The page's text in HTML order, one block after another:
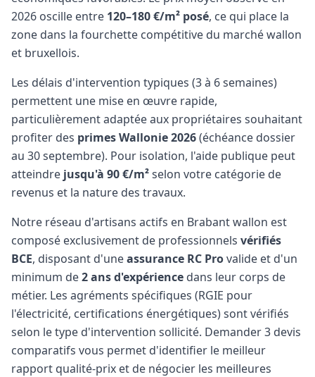
2026 oscille entre 120–180 €/m² posé, ce qui place la
zone dans la fourchette compétitive du marché wallon
et bruxellois.
Les délais d'intervention typiques (3 à 6 semaines)
permettent une mise en œuvre rapide,
particulièrement adaptée aux propriétaires souhaitant
profiter des primes Wallonie 2026(échéance dossier
au 30 septembre). Pour isolation, l'aide publique peut
atteindre jusqu'à 90 €/m²selon votre catégorie de
revenus et la nature des travaux.
Notre réseau d'artisans actifs en Brabant wallon est
composé exclusivement de professionnels vérifiés
BCE, disposant d'uneassurance RC Provalide et d'un
minimum de2 ans d'expérience dans leur corps de
métier. Les agréments spécifiques (RGIE pour
l'électricité, certifications énergétiques) sont vérifiés
selon le type d'intervention sollicité. Demander 3 devis
comparatifs vous permet d'identifier le meilleur
rapport qualité-prix et de négocier les meilleures